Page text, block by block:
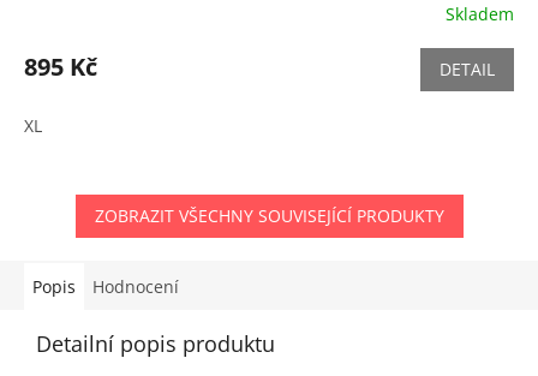
Skladem
895 Kč DETAIL
XL
ZOBRAZIT VŠECHNY SOUVISEJÍCÍ PRODUKTY
Popis Hodnocení
Detailní popis produktu